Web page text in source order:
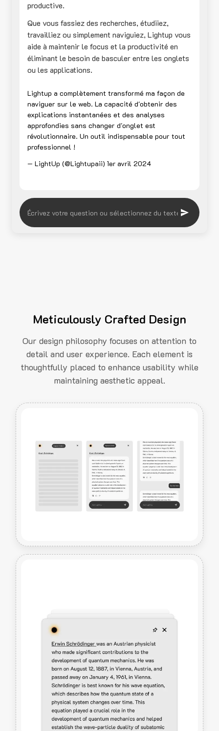
productive.
Que vous fassiez des recherches, étudiiez,
travailliez ou simplement naviguiez, Lightup vous
aide à maintenir le focus et la productivité en
éliminant le besoin de basculer entre les onglets
ou les applications.
Lightup a complètement transformé ma façon de
naviguer sur le web. La capacité d'obtenir des
explications instantanées et des analyses
approfondies sans changer d'onglet est
révolutionnaire. Un outil indispensable pour tout
professionnel !
— LightUp (@Lightupaii) 1er avril 2024
Meticulously Crafted Design
Our design philosophy focuses on attention to
detail and user experience. Each element is
thoughtfully placed to enhance usability while
maintaining aesthetic appeal.